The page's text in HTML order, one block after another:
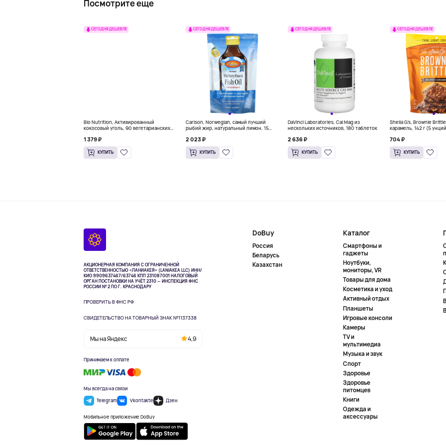
Посмотрите еще
СЕГОДНЯ ДЕШЕВЛЕ
Bio Nutrition, Активированный
кокосовый уголь, 90 вегетарианских
1 379 ₽
КУПИТЬ
СЕГОДНЯ ДЕШЕВЛЕ
Carlson, Norwegian, самый лучший
рыбий жир, натуральный лимон, 15
2 023 ₽
КУПИТЬ
СЕГОДНЯ ДЕШЕВЛЕ
DaVinci Laboratories, Cal Mag из
нескольких источников, 180 таблеток
2 636 ₽
КУПИТЬ
СЕГОДНЯ ДЕШЕВЛЕ
Sheila G's, Brownie
карамель, 142 г (5
704 ₽
КУПИТЬ
АКЦИОНЕРНАЯ КОМПАНИЯ С ОГРАНИЧЕННОЙ
ОТВЕТСТВЕННОСТЬЮ «ЛАНИАКЕЯ» (LANIAKEA LLC) ИНН/
КИО 9909637467/63746 КПП 231087001НАЛОГОВЫЙ
ОРГАН ПОСТАНОВКИ НА УЧЁТ 2310 — ИНСПЕКЦИЯ ФНС
РОССИИ № 2 ПО Г. КРАСНОДАРУ
ПРОВЕРИТЬ В ФНС РФ
СВИДЕТЕЛЬСТВО НА ТОВАРНЫЙ ЗНАК №1137338
Мы на Яндекс 4,9
Принимаем к оплате
Мы всегда на связи
Telegram
Vkontakte Дзен
Мобильное приложение DoBuy
DoBuy
Россия
Беларусь
Казахстан
Каталог
Смартфоны и
гаджеты
Ноутбуки,
мониторы, VR
Товары для дома
Косметика и уход
Активный отдых
Планшеты
Игровые консоли
Камеры
TV и
мультимедиа
Музыка и звук
Спорт
Здоровье
Здоровье
питомцев
Книги
Одежда и
аксессуары